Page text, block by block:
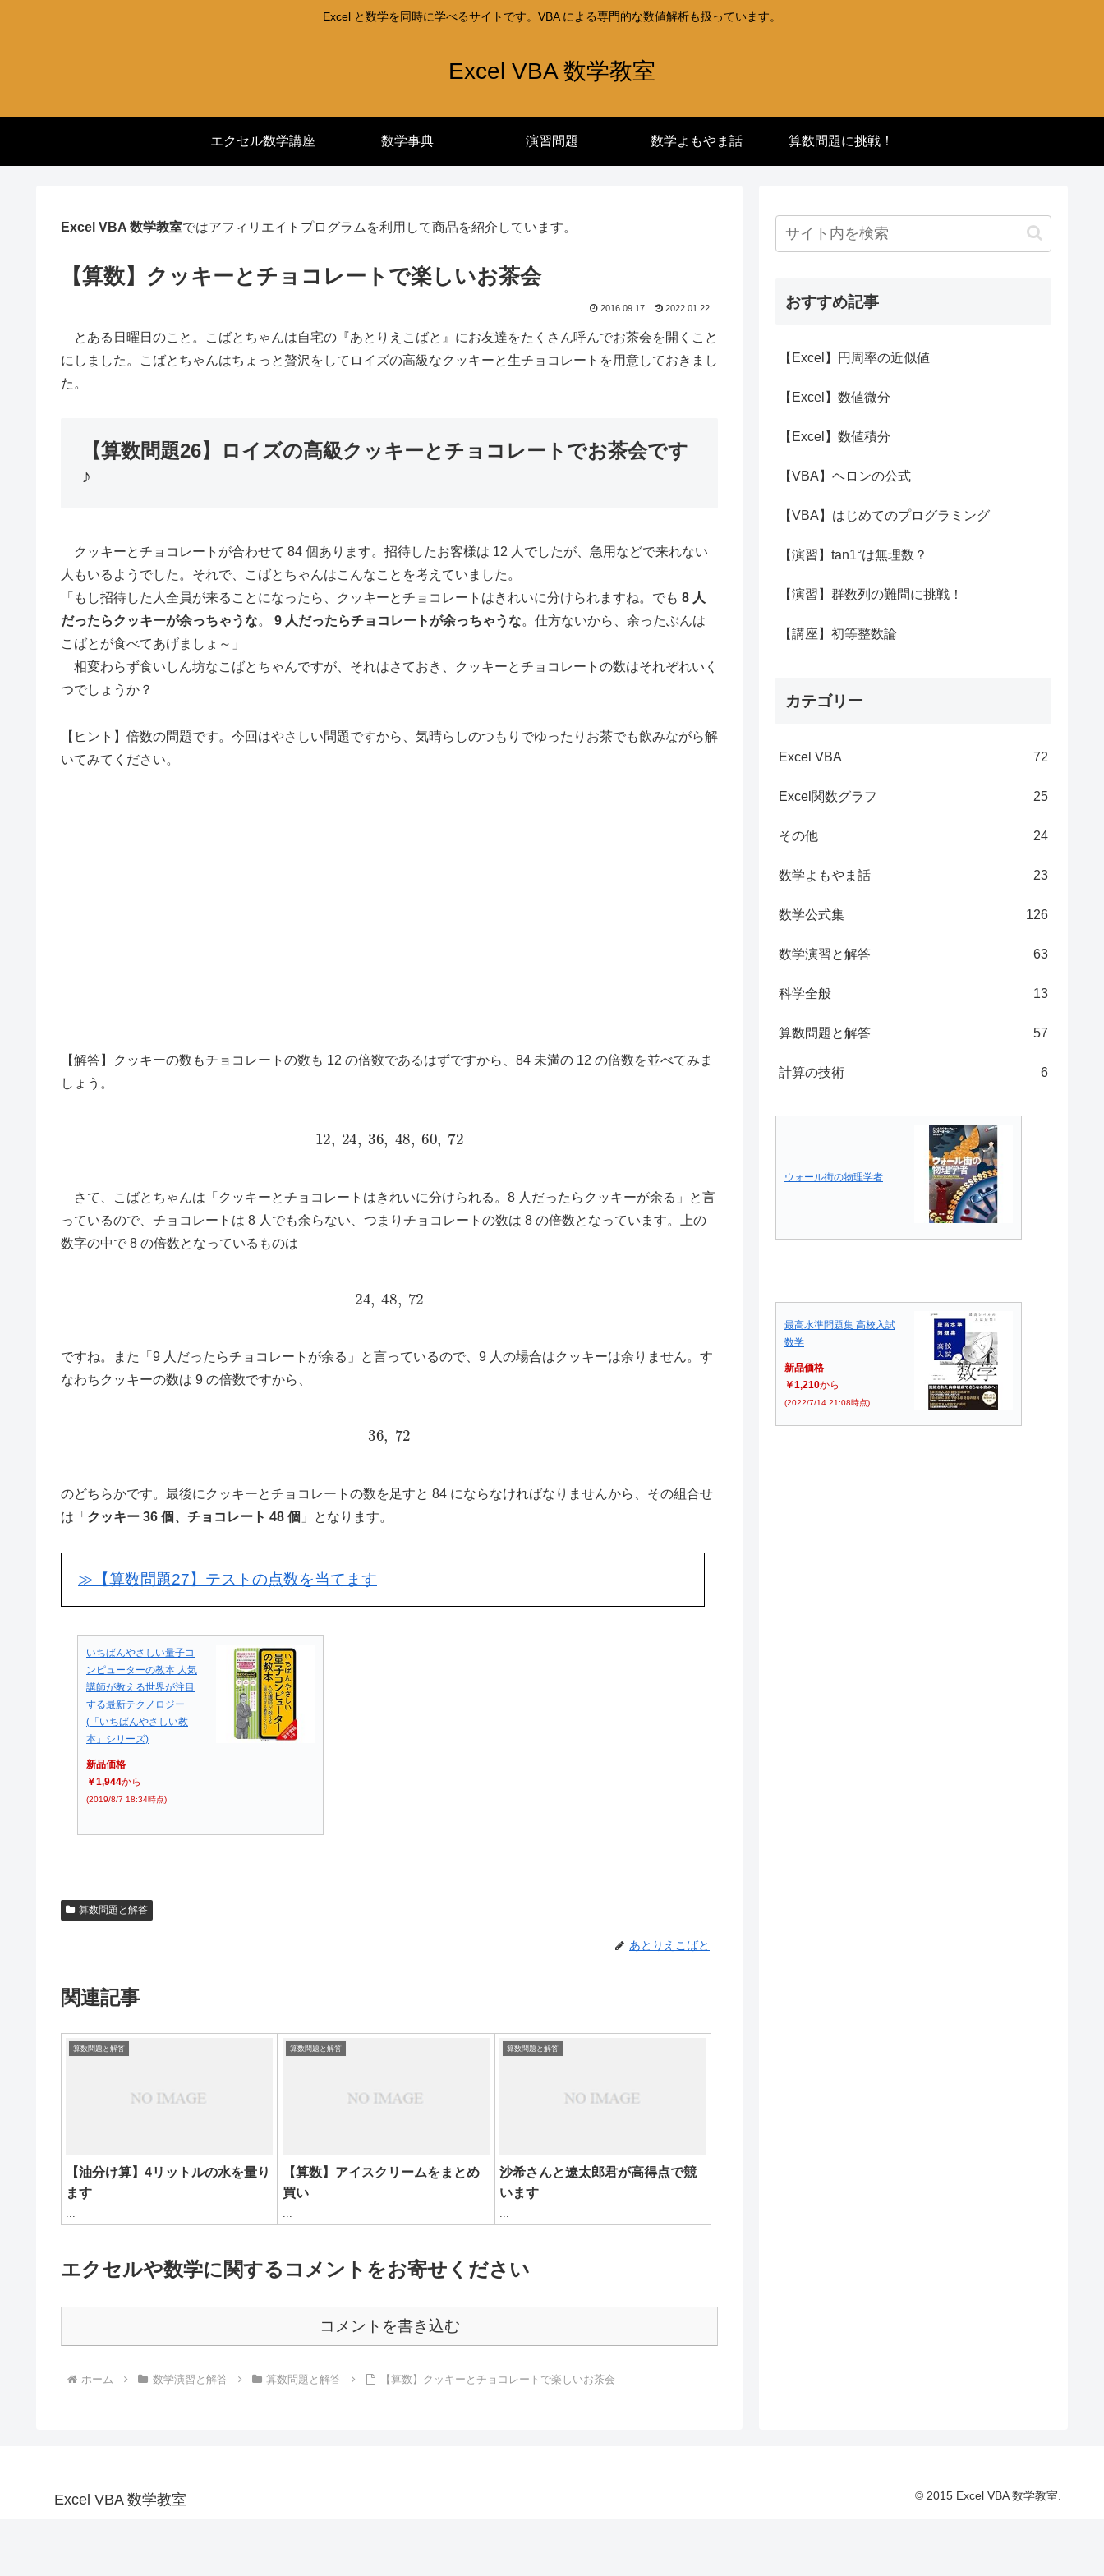
Excel と数学を同時に学べるサイトです。VBA による専門的な数値解析も扱っています。
Excel VBA 数学教室
エクセル数学講座 数学事典 演習問題 数学よもやま話 算数問題に挑戦！
Excel VBA 数学教室ではアフィリエイトプログラムを利用して商品を紹介しています。
【算数】クッキーとチョコレートで楽しいお茶会
2016.09.17 2022.01.22
とある日曜日のこと。こばとちゃんは自宅の『あとりえこばと』にお友達をたくさん呼んでお茶会を開くこと
にしました。こばとちゃんはちょっと贅沢をしてロイズの高級なクッキーと生チョコレートを用意しておきまし
た。
【算数問題26】ロイズの高級クッキーとチョコレートでお茶会です
♪
クッキーとチョコレートが合わせて 84 個あります。招待したお客様は 12 人でしたが、急用などで来れない
人もいるようでした。それで、こばとちゃんはこんなことを考えていました。
「もし招待した人全員が来ることになったら、クッキーとチョコレートはきれいに分けられますね。でも 8 人
だったらクッキーが余っちゃうな。 9 人だったらチョコレートが余っちゃうな。仕方ないから、余ったぶんは
こばとが食べてあげましょ～」
相変わらず食いしん坊なこばとちゃんですが、それはさておき、クッキーとチョコレートの数はそれぞれいく
つでしょうか？
【ヒント】倍数の問題です。今回はやさしい問題ですから、気晴らしのつもりでゆったりお茶でも飲みながら解
いてみてください。
【解答】クッキーの数もチョコレートの数も 12 の倍数であるはずですから、84 未満の 12 の倍数を並べてみま
しょう。
12 24 36 48 60 72
さて、こばとちゃんは「クッキーとチョコレートはきれいに分けられる。8 人だったらクッキーが余る」と言
っているので、チョコレートは 8 人でも余らない、つまりチョコレートの数は 8 の倍数となっています。上の
数字の中で 8 の倍数となっているものは
24 48 72
ですね。また「9 人だったらチョコレートが余る」と言っているので、9 人の場合はクッキーは余りません。す
なわちクッキーの数は 9 の倍数ですから、
36 72
のどちらかです。最後にクッキーとチョコレートの数を足すと 84 にならなければなりませんから、その組合せ
は「 クッキー 36 個、チョコレート 48 個 」となります。
≫【算数問題27】テストの点数を当てます
いちばんやさしい量子コ
ンピューターの教本 人気
講師が教える世界が注目
する最新テクノロジー
(「いちばんやさしい教
本」シリーズ)
新品価格
￥1,944から
(2019/8/7 18:34時点)
算数問題と解答
あとりえこばと
関連記事
算数問題と解答
【油分け算】4リットルの水を量り
ます
算数問題と解答
【算数】アイスクリームをまとめ
買い
算数問題と解答
沙希さんと遼太郎君が高得点で競
います
エクセルや数学に関するコメントをお寄せください
コメントを書き込む
ホーム 数学演習と解答 算数問題と解答 【算数】クッキーとチョコレートで楽しいお茶会
おすすめ記事
【Excel】円周率の近似値
【Excel】数値微分
【Excel】数値積分
【VBA】ヘロンの公式
【VBA】はじめてのプログラミング
【演習】tan1°は無理数？
【演習】群数列の難問に挑戦！
【講座】初等整数論
カテゴリー
Excel VBA 72
Excel関数グラフ 25
その他 24
数学よもやま話 23
数学公式集 126
数学演習と解答 63
科学全般 13
算数問題と解答 57
計算の技術 6
ウォール街の物理学者
最高水準問題集 高校入試
数学
新品価格
￥1,210から
(2022/7/14 21:08時点)
Excel VBA 数学教室 © 2015 Excel VBA 数学教室.